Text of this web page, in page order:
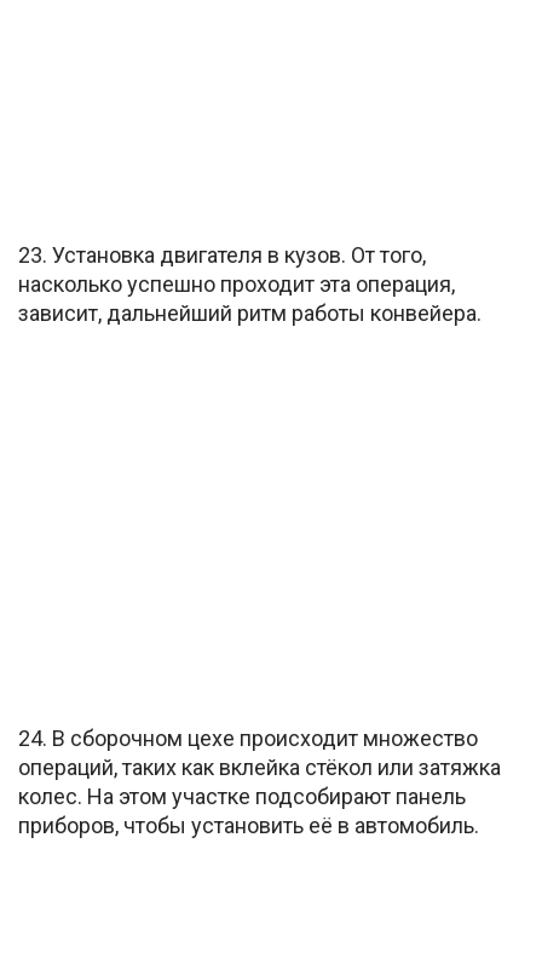
23. Установка двигателя в кузов. От того,
насколько успешно проходит эта операция,
зависит, дальнейший ритм работы конвейера.
24. В сборочном цехе происходит множество
операций, таких как вклейка стёкол или затяжка
колес. На этом участке подсобирают панель
приборов, чтобы установить её в автомобиль.